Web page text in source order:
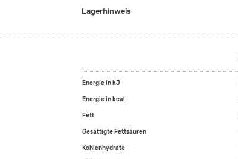
Lagerhinweis
Energie in kJ
Energie in kcal
Fett
Gesättigte Fettsäuren
Kohlenhydrate